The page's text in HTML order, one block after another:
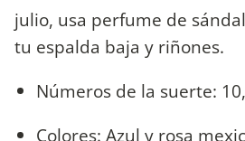
julio, usa perfume de
tu espalda baja y riñones.
Números de la suerte:
Colores: Azul y rosa